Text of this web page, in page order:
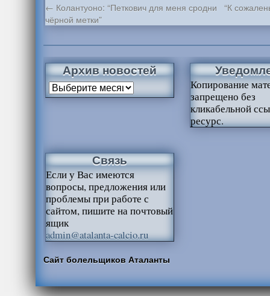
← Колантуоно: “Петкович для меня сродни
чёрной метки”
“К
Архив новостей
Копирование
запрещено без
кликабельной
ресурс.
Связь
Если у Вас имеются
вопросы, предложения или
проблемы при работе с
сайтом, пишите на почтовый
ящик
admin@atalanta-calcio.ru
Сайт болельщиков Аталанты